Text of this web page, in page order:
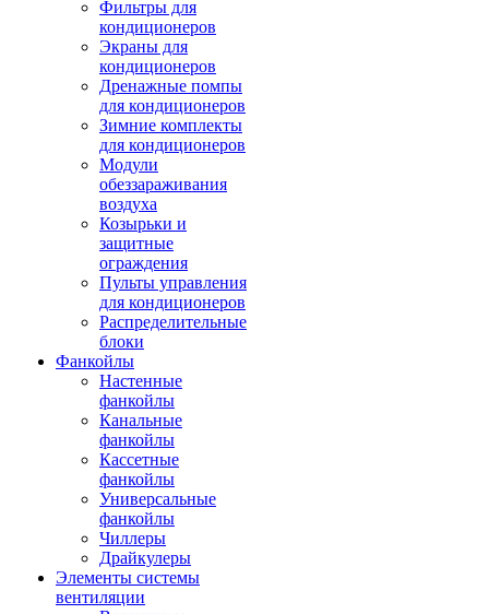
Фильтры для
кондиционеров
Экраны для
кондиционеров
Дренажные помпы
для кондиционеров
Зимние комплекты
для кондиционеров
Модули
обеззараживания
воздуха
Козырьки и
защитные
ограждения
Пульты управления
для кондиционеров
Распределительные
блоки
Фанкойлы
Настенные
фанкойлы
Канальные
фанкойлы
Кассетные
фанкойлы
Универсальные
фанкойлы
Чиллеры
Драйкулеры
Элементы системы
вентиляции